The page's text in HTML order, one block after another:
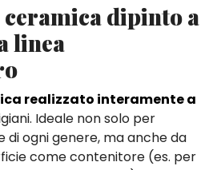
dipinto a
linea
realizzato interamente a
Ideale non solo per
di ogni genere, ma anche da
come contenitore (es. per